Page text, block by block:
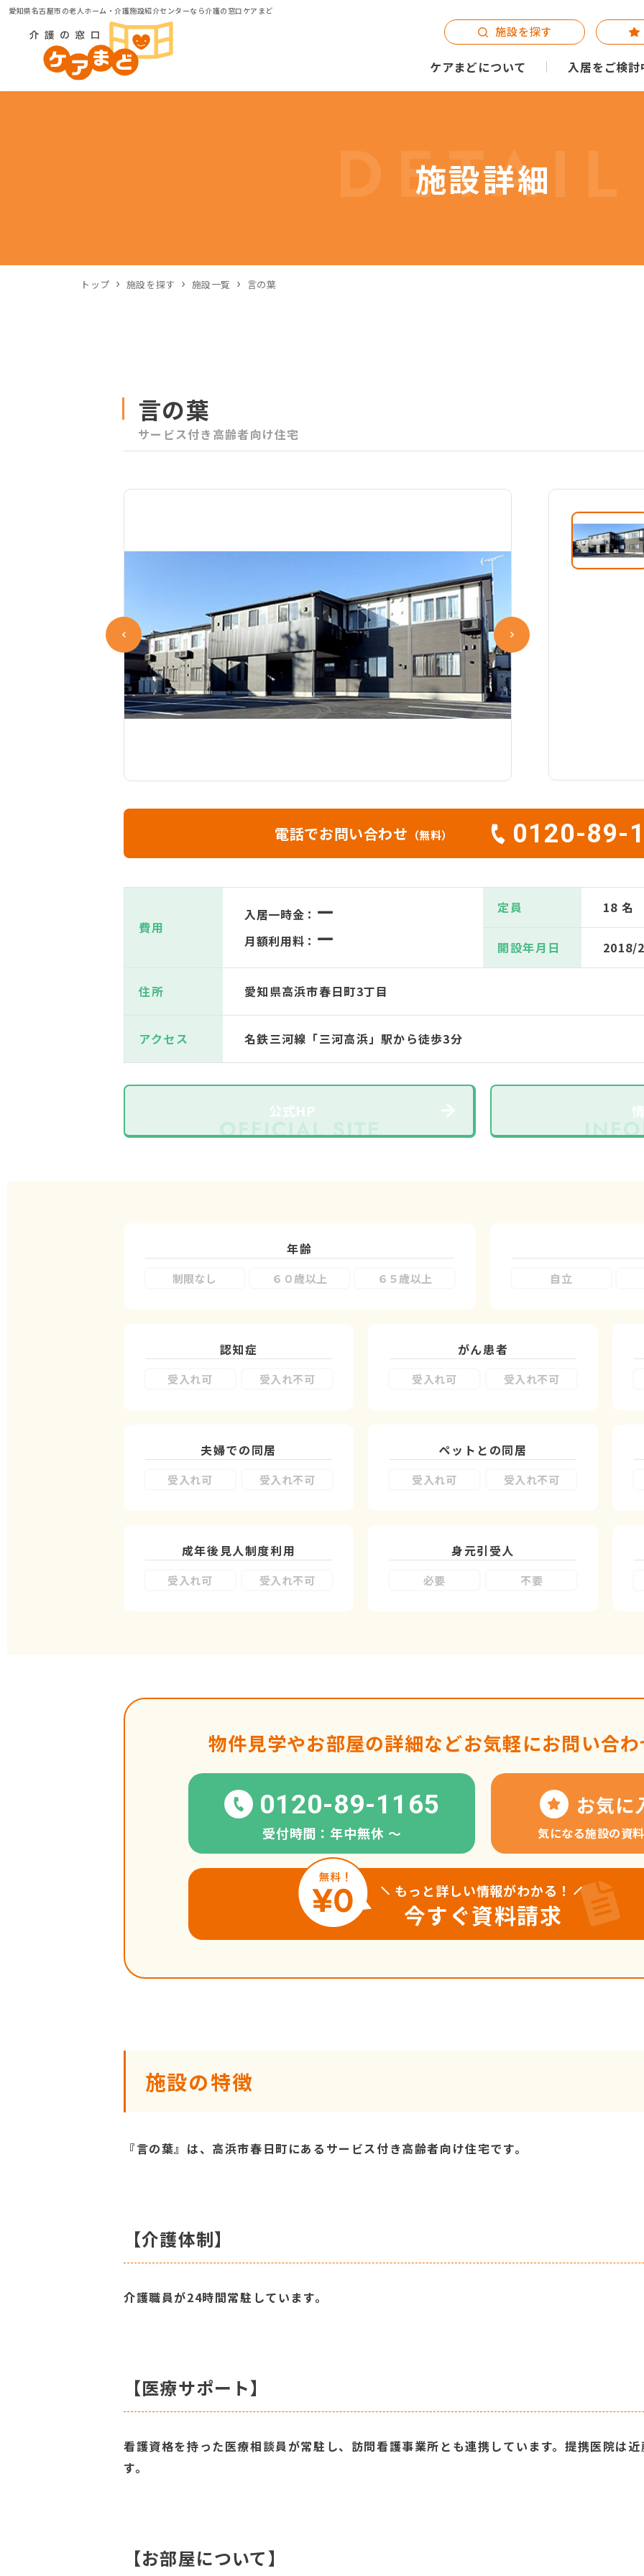
愛知県名古屋市の老人ホーム・介護施設紹介センターなら介護の窓口ケアまど
ケアまどについて 入居をご検討
施設を探す
DETAIL
施設詳細
トップ 施設を探す 施設一覧 言の葉
言の葉
サービス付き高齢者向け住宅
電話でお問い合わせ （無料） 0120-89-
費用
入居一時金： ー
月額利用料： ー
定員 18 名
開設年月日 2018/2
住所 愛知県高浜市春日町3丁目
アクセス 名鉄三河線「三河高浜」駅から徒歩3分
公式HP
年齢
制限なし ６０歳以上 ６５歳以上 自立
認知症
受入れ可 受入れ不可
がん患者
受入れ可 受入れ不可
夫婦での同居
受入れ可 受入れ不可
ペットとの同居
受入れ可 受入れ不可
成年後見人制度利用
受入れ可 受入れ不可
身元引受人
必要 不要
物件見学やお部屋の詳細などお気軽にお問い合わ
0120-89-1165
受付時間：年中無休 〜
お気に
気になる施設の資
もっと詳しい情報がわかる！
今すぐ資料請求
施設の特徴
『言の葉』は、高浜市春日町にあるサービス付き高齢者向け住宅です。
【介護体制】
介護職員が24時間常駐しています。
【医療サポート】
看護資格を持った医療相談員が常駐し、訪問看護事業所とも連携しています。提携医院は
す。
【お部屋について】